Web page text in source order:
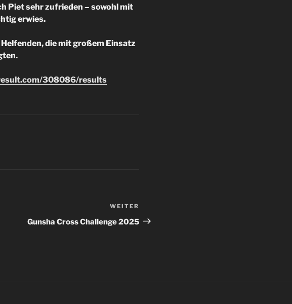
Piet sehr zufrieden – sowohl mit
erwies.
die mit großem Einsatz
308086/results
Beitrag
WEITER
Gunsha Cross Challenge 2025